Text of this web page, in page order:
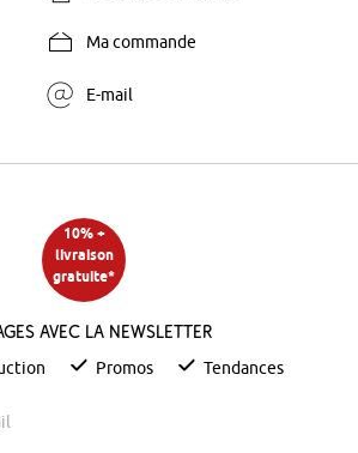
Ma commande
E-mail
10% +
livraison
gratuite*
avec la newsletter
Promos Tendances